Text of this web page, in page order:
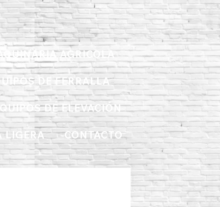
AGRICOLA
DE FERRALLA
DE ELEVACIÓN
LIGERA CONTACTO